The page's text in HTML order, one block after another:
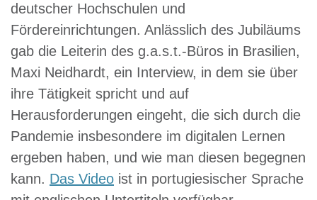
deutscher Hochschulen und
Fördereinrichtungen. Anlässlich des Jubiläums
gab die Leiterin des g.a.s.t.-Büros in Brasilien,
Maxi Neidhardt, ein Interview, in dem sie über
ihre Tätigkeit spricht und auf
Herausforderungen eingeht, die sich durch die
Pandemie insbesondere im digitalen Lernen
ergeben haben, und wie man diesen begegnen
kann. Das Video ist in portugiesischer Sprache